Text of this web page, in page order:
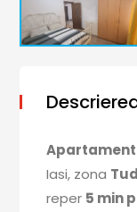
Iasi, zona
reper 5 min